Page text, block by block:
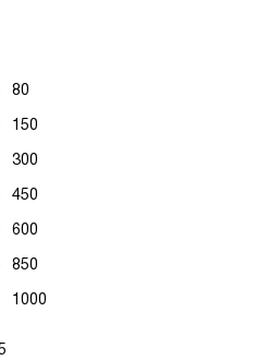
80
150
300
450
600
850
1000